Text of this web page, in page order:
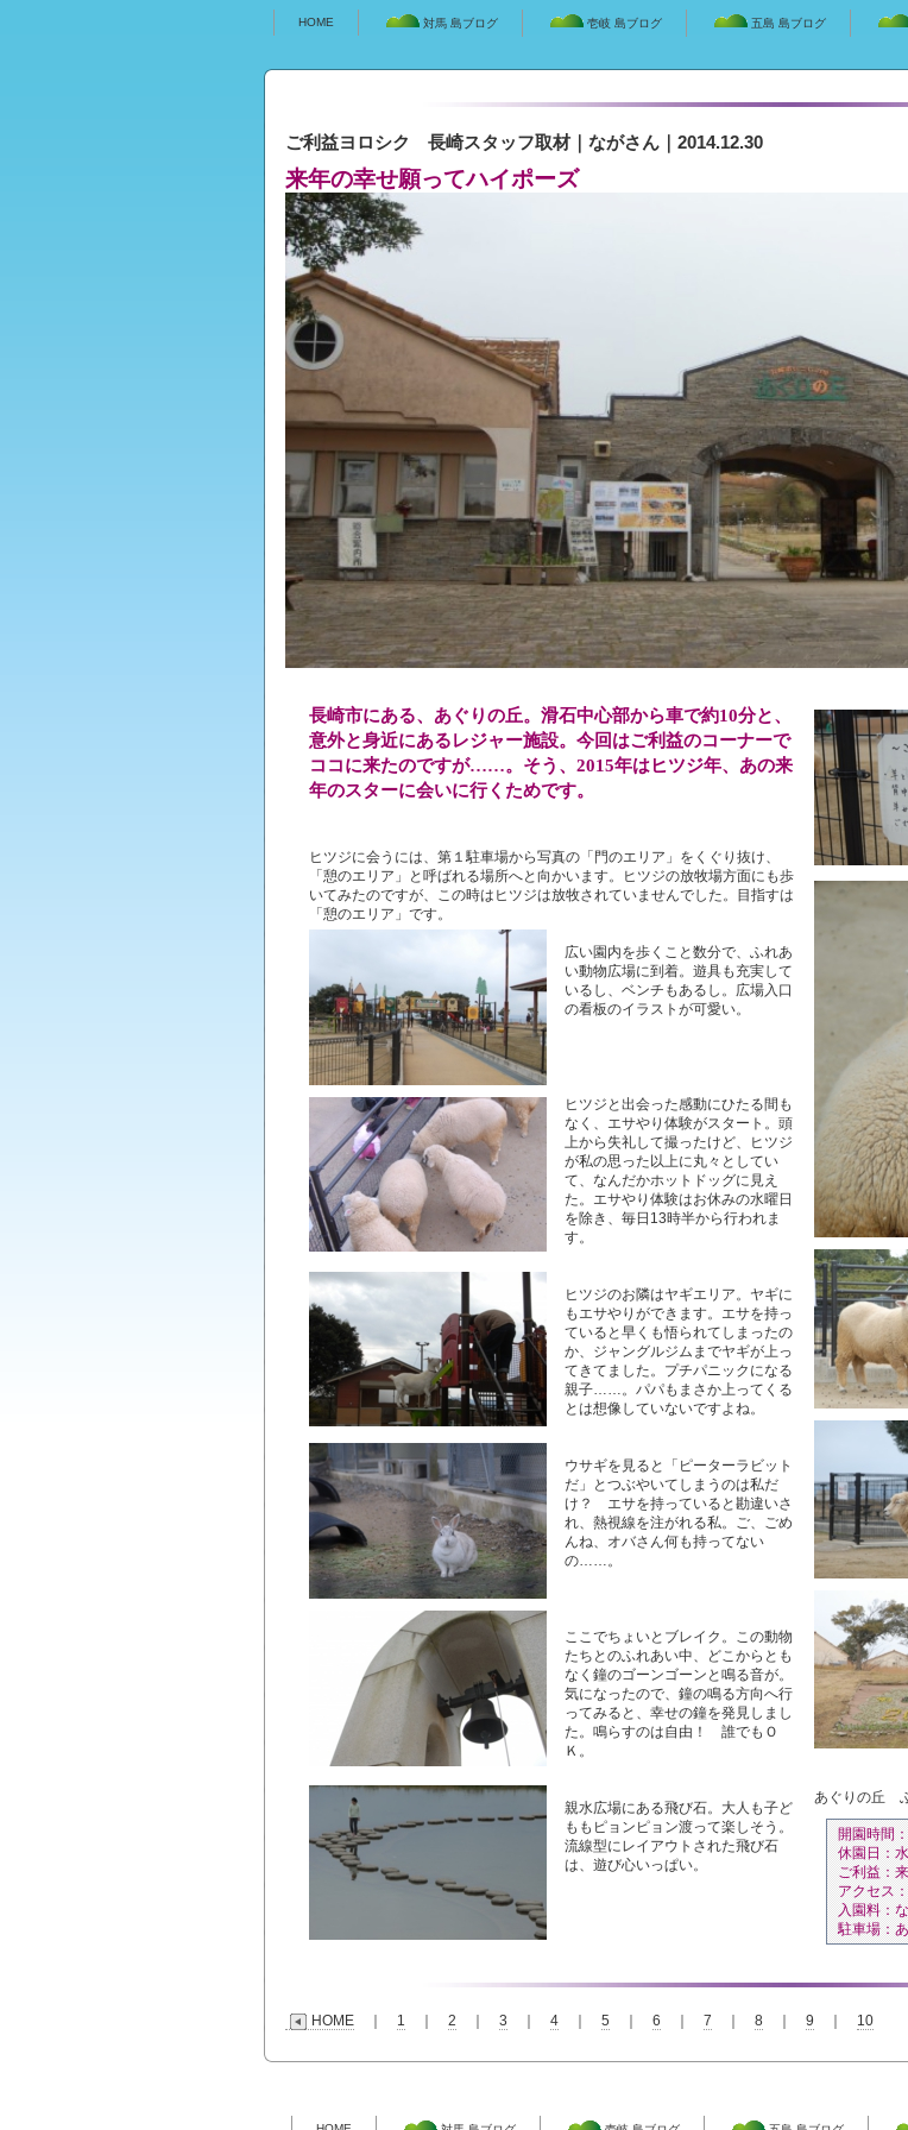
HOME 対馬 島ブログ 壱岐 島ブログ 五島 島ブログ
ご利益ヨロシク 長崎スタッフ取材｜ ながさん ｜2014.12.30
来年の幸せ願ってハイポーズ
長崎市にある、あぐりの丘。滑石中心部から車で約10分と、
意外と身近にあるレジャー施設。今回はご利益のコーナーで
ココに来たのですが……。そう、2015年はヒツジ年、あの来
年のスターに会いに行くためです。
ヒツジに会うには、第１駐車場から写真の「門のエリア」をくぐり抜け、
「憩のエリア」と呼ばれる場所へと向かいます。ヒツジの放牧場方面にも歩
いてみたのですが、この時はヒツジは放牧されていませんでした。目指すは
「憩のエリア」です。
広い園内を歩くこと数分で、ふれあ
い動物広場に到着。遊具も充実して
いるし、ベンチもあるし。広場入口
の看板のイラストが可愛い。
ヒツジと出会った感動にひたる間も
なく、エサやり体験がスタート。頭
上から失礼して撮ったけど、ヒツジ
が私の思った以上に丸々としてい
て、なんだかホットドッグに見え
た。エサやり体験はお休みの水曜日
を除き、毎日13時半から行われま
す。
ヒツジのお隣はヤギエリア。ヤギに
もエサやりができます。エサを持っ
ていると早くも悟られてしまったの
か、ジャングルジムまでヤギが上っ
てきてました。プチパニックになる
親子……。パパもまさか上ってくる
とは想像していないですよね。
ウサギを見ると「ピーターラビット
だ」とつぶやいてしまうのは私だ
け？ エサを持っていると勘違いさ
れ、熱視線を注がれる私。ご、ごめ
んね、オバさん何も持ってない
の……。
ここでちょいとブレイク。この動物
たちとのふれあい中、どこからとも
なく鐘のゴーンゴーンと鳴る音が。
気になったので、鐘の鳴る方向へ行
ってみると、幸せの鐘を発見しまし
た。鳴らすのは自由！ 誰でもＯ
Ｋ。
親水広場にある飛び石。大人も子ど
ももピョンピョン渡って楽しそう。
流線型にレイアウトされた飛び石
は、遊び心いっぱい。
あぐりの丘
開園時間
休園日：
ご利益：
アクセス
入園料：
駐車場：
HOME 1 2 3 4 5 6 7 8 9 10